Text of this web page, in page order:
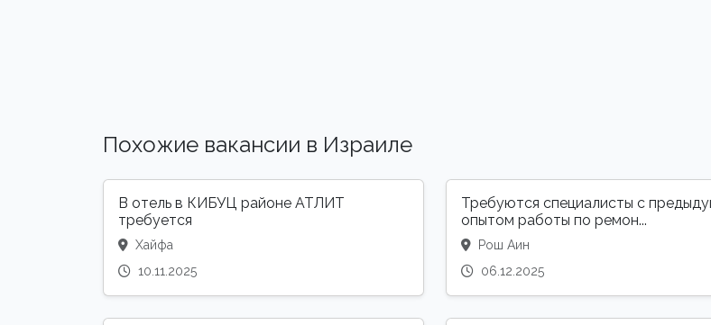
Похожие вакансии в Израиле
В отель в КИБУЦ районе АТЛИТ
требуется
Хайфа
10.11.2025
Требуются специалисты с
опытом работы по ремон...
Рош Аин
06.12.2025